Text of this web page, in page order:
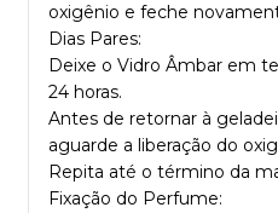
oxigênio e feche
Dias Pares:
Deixe o Vidro Âmbar em
24 horas.
Antes de retornar à
aguarde a liberação do
Repita até o término da
Fixação do Perfume: